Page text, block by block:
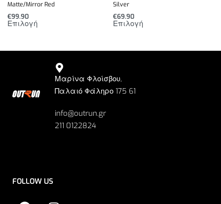
Matte/Mirror Red
€99.90
Επιλογή
Silver
€69.90
Επιλογή
Μαρίνα Φλοίσβου,
Παλαιό Φάληρο 175 61
info@outrun.gr
211 0122824
FOLLOW US